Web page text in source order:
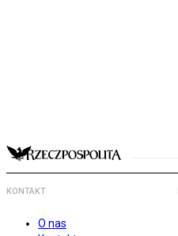
KONTAKT
O nas